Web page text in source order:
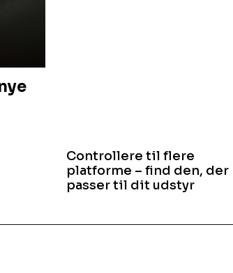
Controllere til flere
platforme – find den, der
passer til dit udstyr